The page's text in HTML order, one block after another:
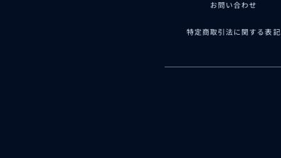
お問い合わせ
特定商取引法に関する表記